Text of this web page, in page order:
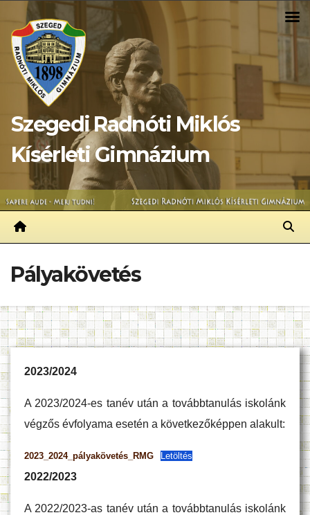
content
Szegedi Radnóti Miklós
Kísérleti Gimnázium
Pályakövetés
2023/2024
A 2023/2024-es tanév után a továbbtanulás iskolánk
végzős évfolyama esetén a következőképpen alakult:
2023_2024_pályakövetés_RMG Letöltés
2022/2023
A 2022/2023-as tanév után a továbbtanulás iskolánk